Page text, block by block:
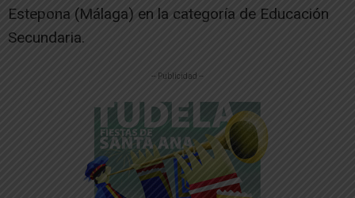
Estepona (Málaga) en la categoría de Educación
Secundaria.
-- Publicidad --